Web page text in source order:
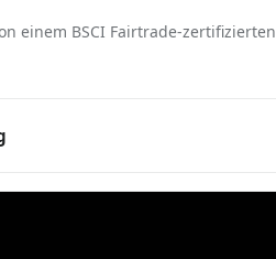
einem BSCI Fairtrade-zertifizierten